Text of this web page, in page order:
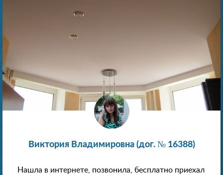
Виктория Владимировна (дог. № 16388)
Нашла в интернете, позвонила, бесплатно приехал